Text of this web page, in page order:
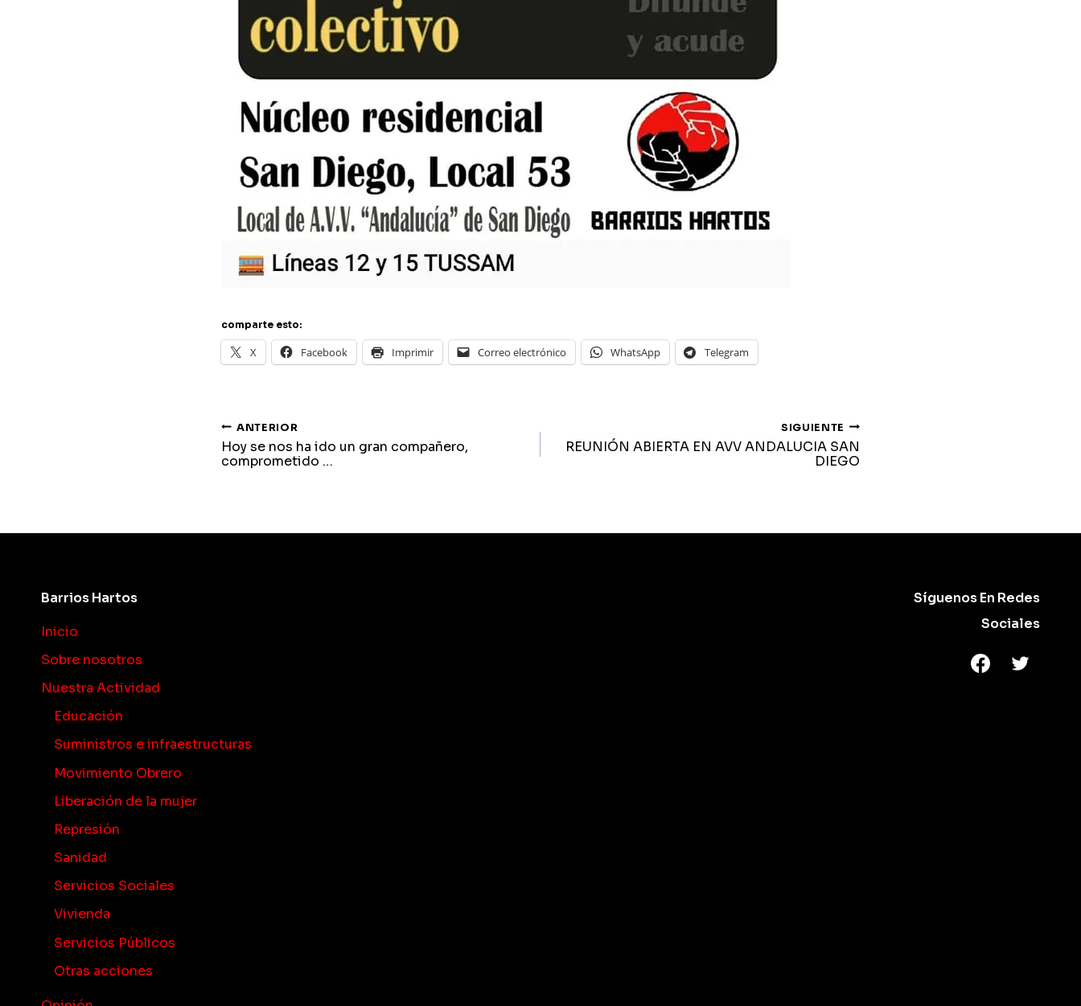
comparte esto:
X Facebook Imprimir Correo electrónico WhatsApp Telegram
navegación
de
ANTERIOR
Hoy se nos ha ido un gran compañero,
comprometido …
SIGUIENTE
REUNIÓN ABIERTA EN AVV ANDALUCIA SAN
DIEGO
Barrios Hartos
Inicio
Sobre nosotros
Nuestra Actividad
Educación
Suministros e infraestructuras
Movimiento Obrero
Liberación de la mujer
Represión
Sanidad
Servicios Sociales
Vivienda
Servicios Públicos
Otras acciones
Síguenos En Redes
Sociales